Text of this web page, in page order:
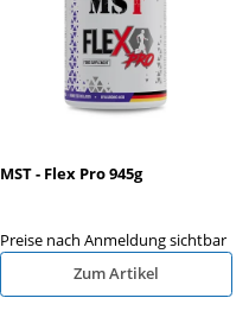
MST - Flex Pro 945g
Preise nach Anmeldung sichtbar
Zum Artikel